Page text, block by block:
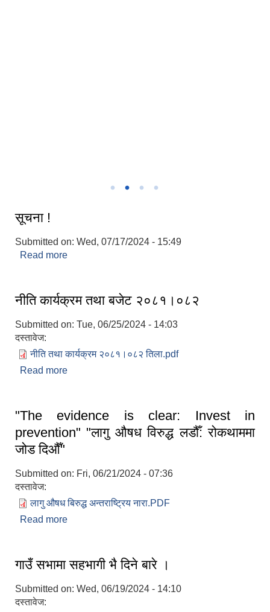
सूचना !
Submitted on: Wed, 07/17/2024 - 15:49
Read more
नीति कार्यक्रम तथा बजेट २०८१।०८२
Submitted on: Tue, 06/25/2024 - 14:03
दस्तावेज:
नीति तथा कार्यक्रम २०८१।०८२ तिला.pdf
Read more
"The evidence is clear: Invest in
prevention" "लागु औषध विरुद्ध लडौँ: रोकथाममा
जोड दिऔँ"
Submitted on: Fri, 06/21/2024 - 07:36
दस्तावेज:
लागु औषध बिरुद्ध अन्तराष्ट्रिय नारा.PDF
Read more
गाउँ सभामा सहभागी भै दिने बारे ।
Submitted on: Wed, 06/19/2024 - 14:10
दस्तावेज: